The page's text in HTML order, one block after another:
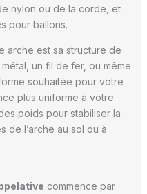
nylon ou de la corde, et
pour ballons.
arche est sa structure de
un fil de fer, ou même
souhaitée pour votre
plus uniforme à votre
poids pour stabiliser la
de l’arche au sol ou à
commence par